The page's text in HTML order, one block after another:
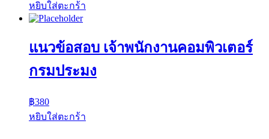
หยิบใส่ตะกร้า
แนวข้อสอบ เจ้าพนักงานคอมพิวเตอร์
กรมประมง
฿380
หยิบใส่ตะกร้า